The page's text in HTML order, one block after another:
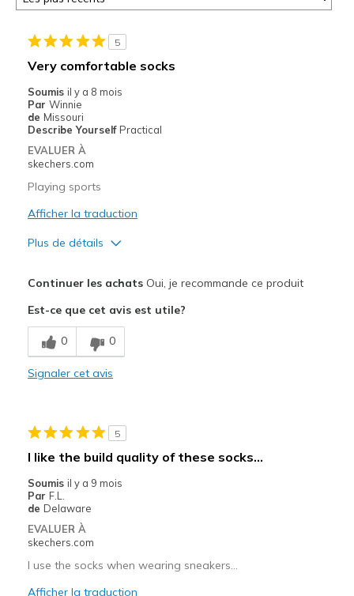
5
Very comfortable socks
Soumis il y a 8 mois
Par Winnie
de Missouri
Describe Yourself Practical
EVALUER À
skechers.com
Playing sports
Afficher la traduction
Plus de détails
Les meilleures utilisations
Pickleball
Continuer les achatsOui, je recommande ce produit
Est-ce que cet avis est utile?
0 0
Signaler cet avis
5
I like the build quality of these socks…
Soumis il y a 9 mois
Par F.L.
de Delaware
EVALUER À
skechers.com
I use the socks when wearing sneakers…
Afficher la traduction